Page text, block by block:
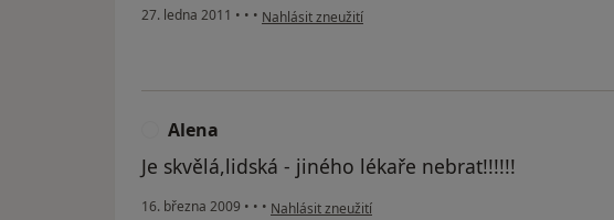
27. ledna 2011 • • • podle názoru uživatele Pacient
Nahlásit zneužití
Alena
Je skvělá,lidská - jiného lékaře nebrat!!!!!!
16. března 2009 • • • podle názoru uživatele Alena
Nahlásit zneužití